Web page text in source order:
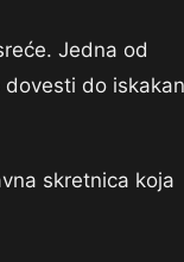
Jedna od
do
skretnica koja